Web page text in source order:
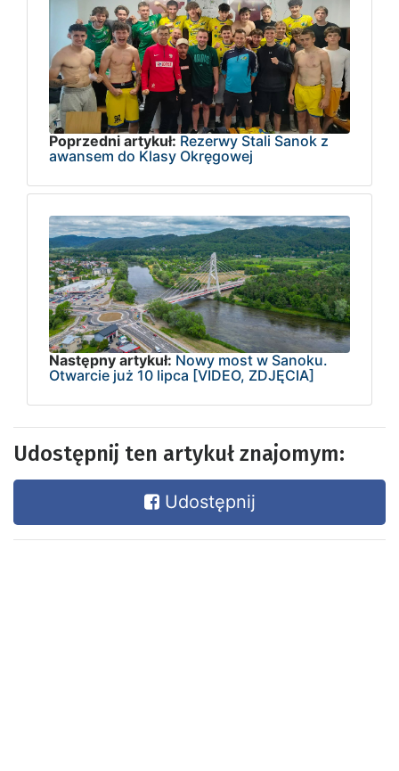
Poprzedni artykuł: Rezerwy Stali Sanok z
awansem do Klasy Okręgowej
Następny artykuł: Nowy most w Sanoku.
Otwarcie już 10 lipca [VIDEO, ZDJĘCIA]
Udostępnij ten artykuł znajomym:
Udostępnij